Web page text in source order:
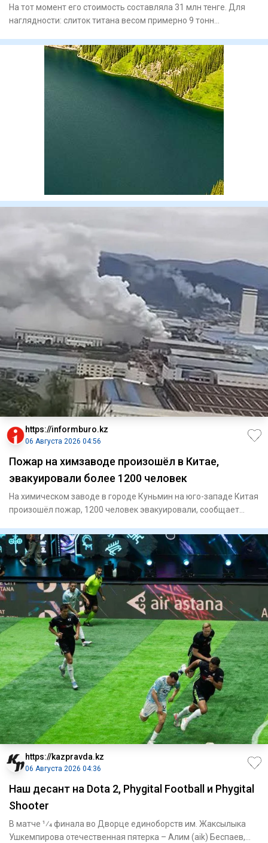
На тот момент его стоимость составляла 31 млн тенге. Для
наглядности: слиток титана весом примерно 9 тонн
https://informburo.kz
06 Августа 2026 04:56
Пожар на химзаводе произошёл в Китае,
эвакуировали более 1200 человек
На химическом заводе в городе Куньмин на юго-западе Китая
произошёл пожар, 1200 человек эвакуировали, сообщает
https://kazpravda.kz
06 Августа 2026 04:36
Наш десант на Dota 2, Phygital Football и Phygital
Shooter
В матче 1⁄4 финала во Дворце единоборств им. Жаксылыка
Ушкемпирова отечественная пятерка – Алим (aik) Беспаев,